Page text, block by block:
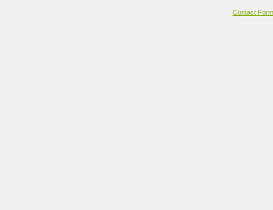
Contact Form